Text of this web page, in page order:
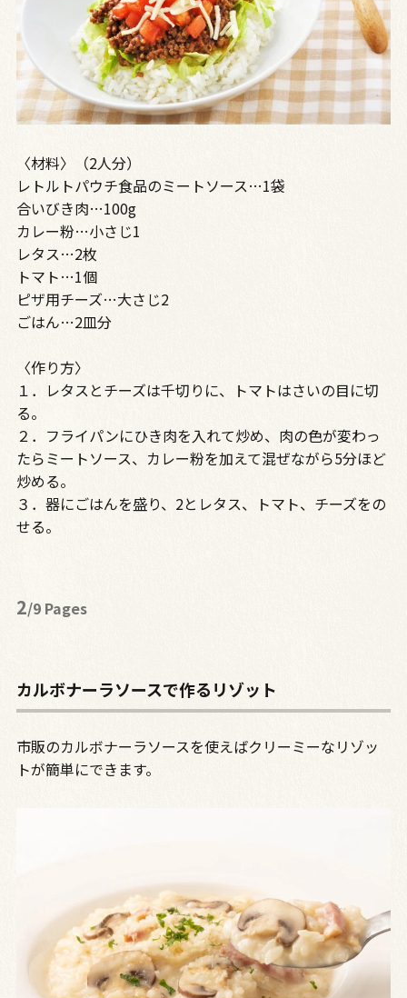
〈材料〉（2人分）
レトルトパウチ食品のミートソース…1袋
合いびき肉…100g
カレー粉…小さじ1
レタス…2枚
トマト…1個
ピザ用チーズ…大さじ2
ごはん…2皿分
〈作り方〉
１．レタスとチーズは千切りに、トマトはさいの目に切
る。
２．フライパンにひき肉を入れて炒め、肉の色が変わっ
たらミートソース、カレー粉を加えて混ぜながら5分ほど
炒める。
３．器にごはんを盛り、2とレタス、トマト、チーズをの
せる。
2/9 Pages
カルボナーラソースで作るリゾット
市販のカルボナーラソースを使えばクリーミーなリゾッ
トが簡単にできます。